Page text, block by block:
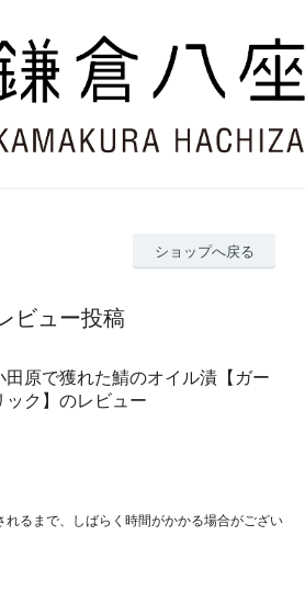
ショップへ戻る
ビュー投稿
田原で獲れた鯖のオイル漬【ガー
ック】のレビュー
れるまで、しばらく時間がかかる場合がござい